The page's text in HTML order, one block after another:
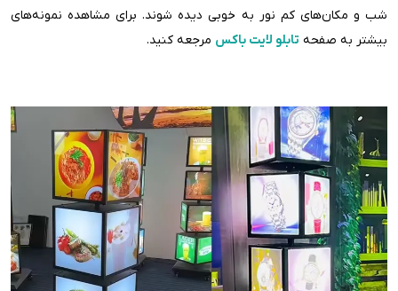
شب و مکان‌های کم نور به خوبی دیده شوند. برای مشاهده نمونه‌های
بیشتر به صفحه تابلو لایت باکس مرجعه کنید.